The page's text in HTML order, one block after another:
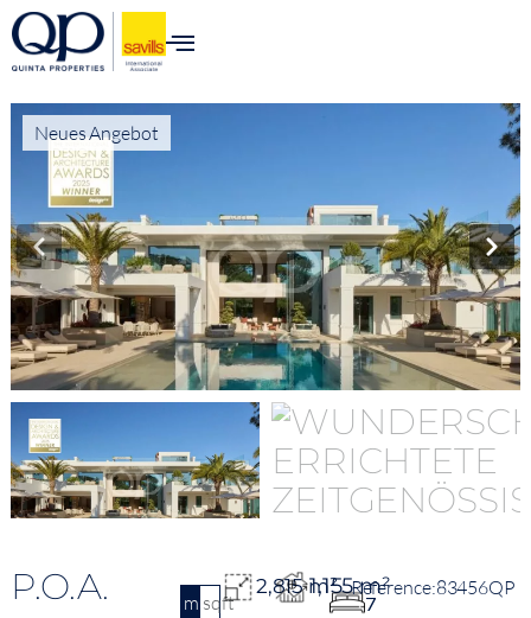
Neues Angebot
P.O.A. m2sqft
2,815 m²1,155 m²
7
83456QP